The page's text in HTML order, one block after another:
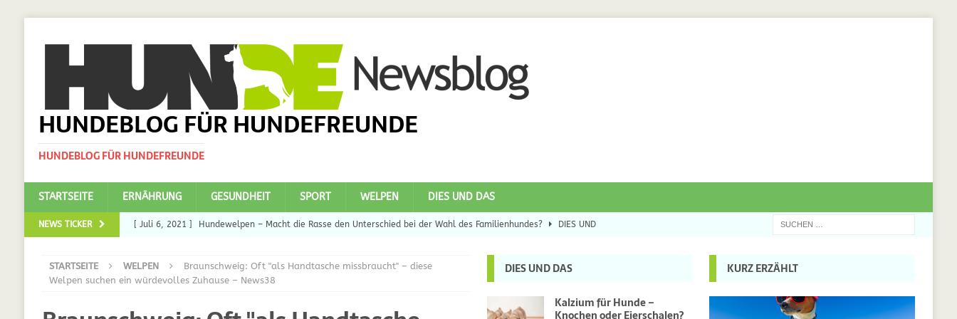
HUNDEBLOG FÜR HUNDEFREUNDE
HUNDEBLOG FÜR HUNDEFREUNDE
STARTSEITE ERNÄHRUNG GESUNDHEIT SPORT WELPEN DIES UND DAS
NEWS TICKER [ Juli 6, 2021 ] Hundewelpen – Macht die Rasse den Unterschied bei der Wahl des Familienhundes? DIES UND
Ulmenride für Hunde – der Heilsbringer?
STARTSEITE WELPEN
Braunschweig: Oft "als Handtasche missbraucht" – diese
Welpen suchen ein würdevolles Zuhause – News38
DIES UND DAS
Kalzium für Hunde –
Knochen oder Eierschalen?
KURZ ERZÄHLT